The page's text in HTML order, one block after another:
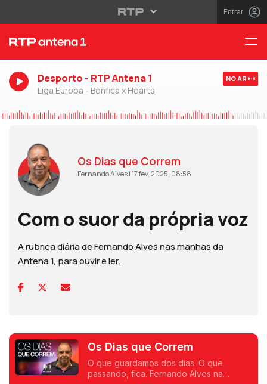
Entrar
Desporto - RTP Antena 1
Liga Europa - Benfica x Hearts
NO AR
Os Dias que Correm
Fernando Alves | 17 fev, 2025, 08:58
Com o suor da própria voz
A rubrica diária de Fernando Alves nas manhãs da
Antena 1, para ouvir e ler.
Os Dias que Correm
O que guardamos dos dias. O que
passando, fica. Fernando Alves na